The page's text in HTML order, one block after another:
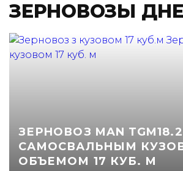
ЗЕРНОВОЗЫ
ЗЕРНОВОЗ MAN
САМОСВАЛЬНЫМ
ОБЪЕМОМ 17 КУБ. М